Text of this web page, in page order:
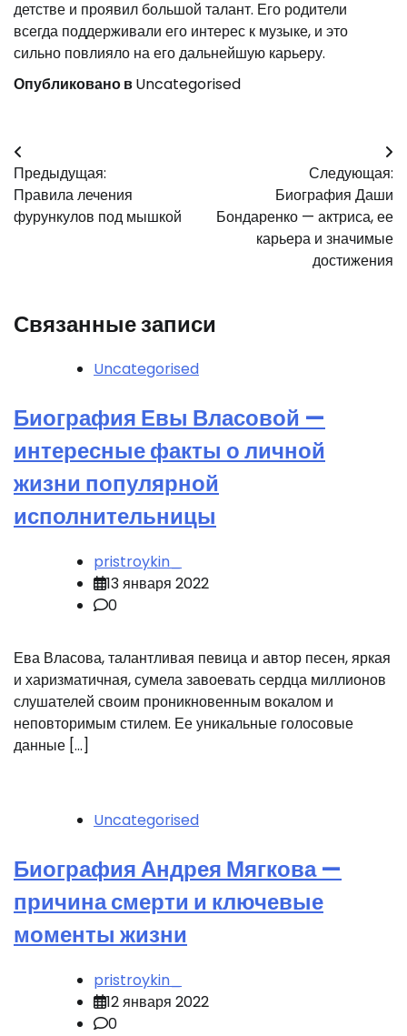
детстве и проявил большой талант. Его родители
всегда поддерживали его интерес к музыке, и это
сильно повлияло на его дальнейшую карьеру.
Опубликовано вUncategorised
Навигация
по
записям
Предыдущая:
Правила лечения
фурункулов под мышкой
Следующая:
Биография Даши
Бондаренко — актриса, ее
карьера и значимые
достижения
Связанные записи
Uncategorised
Биография Евы Власовой —
интересные факты о личной
жизни популярной
исполнительницы
pristroykin_
13 января 2022
0
Ева Власова, талантливая певица и автор песен, яркая
и харизматичная, сумела завоевать сердца миллионов
слушателей своим проникновенным вокалом и
неповторимым стилем. Ее уникальные голосовые
данные […]
Uncategorised
Биография Андрея Мягкова —
причина смерти и ключевые
моменты жизни
pristroykin_
12 января 2022
0